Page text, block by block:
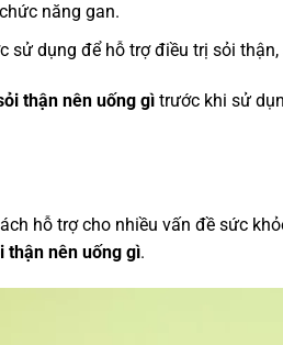
năng gan.
sử dụng để hỗ trợ điều trị sỏi thận,
thận nên uống gìtrước khi sử
hỗ trợ cho nhiều vấn đề sức
thận nên uống gì.